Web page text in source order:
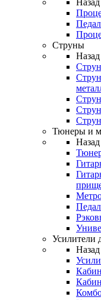
Назад
Струны
Назад
Тюнеры и
Назад
Усилители
Назад